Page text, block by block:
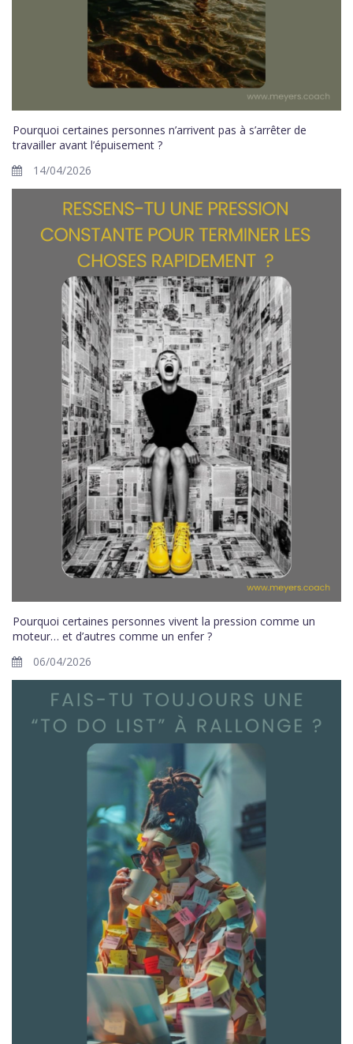
Pourquoi certaines personnes n’arrivent pas à s’arrêter de
travailler avant l’épuisement ?
14/04/2026
Pourquoi certaines personnes vivent la pression comme un
moteur… et d’autres comme un enfer ?
06/04/2026